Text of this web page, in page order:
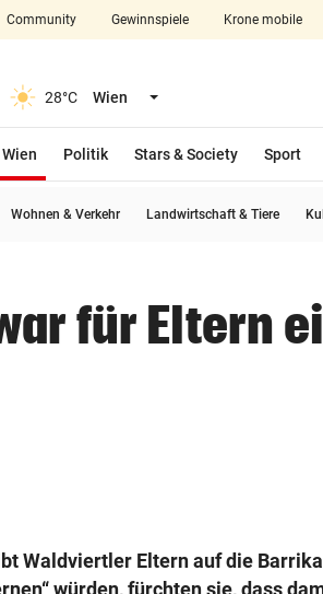
closeSchließen
arrow_right
Community Gewinnspiele Krone mobile
28°C Wien Menü aufklappen
Wien
Politik
Stars & Society Sport
Wohnen & Verkehr Landwirtschaft & Tiere
für Eltern
Waldviertler Eltern auf die
würden, fürchten sie, dass